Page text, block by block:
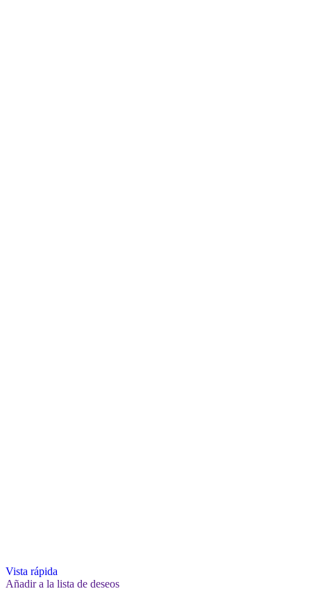
Vista rápida
Añadir a la lista de deseos